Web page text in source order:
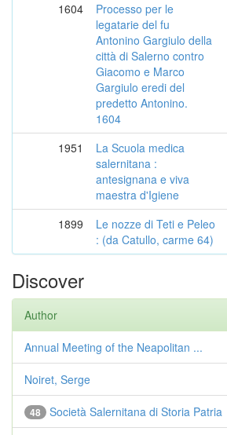
1604
Processo per le
legatarie del fu
Antonino Gargiulo della
città di Salerno contro
Giacomo e Marco
Gargiulo eredi del
predetto Antonino.
1604
1951
La Scuola medica
salernitana :
antesignana e viva
maestra d'Igiene
1899
Le nozze di Teti e Peleo
: (da Catullo, carme 64)
Discover
Author
Annual Meeting of the Neapolitan ...
Noiret, Serge
48 Società Salernitana di Storia Patria